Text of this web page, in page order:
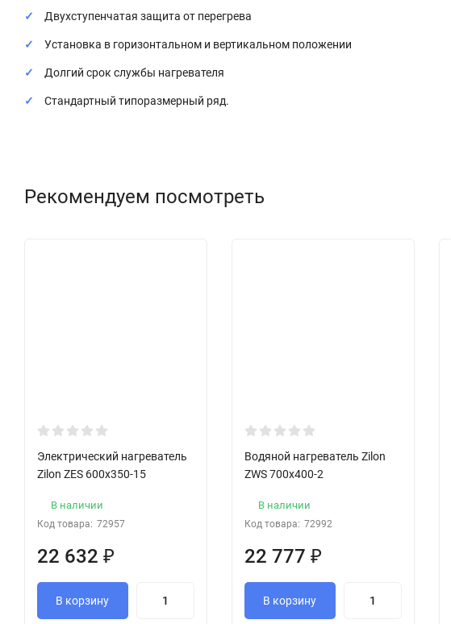
Двухступенчатая защита от перегрева
Установка в горизонтальном и вертикальном положении
Долгий срок службы нагревателя
Стандартный типоразмерный ряд.
Рекомендуем посмотреть
Электрический нагреватель
Zilon ZES 600x350-15
В наличии
Код товара: 72957
22 632 ₽
В корзину
Водяной нагреватель Zilon
ZWS 700x400-2
В наличии
Код товара: 72992
22 777 ₽
В корзину